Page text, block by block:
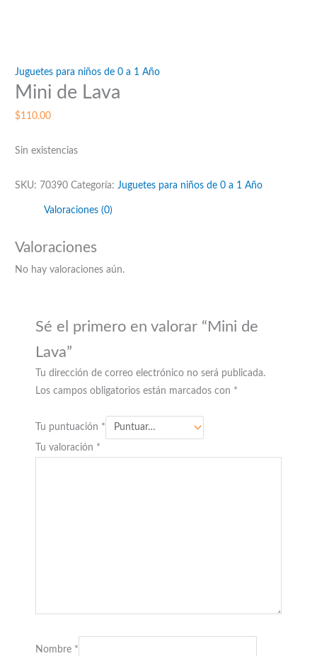
Juguetes para niños de 0 a 1 Año
Mini de Lava
$110.00
Sin existencias
SKU: 70390 Categoría:Juguetes para niños de 0 a 1 Año
Valoraciones (0)
Valoraciones
No hay valoraciones aún.
Sé el primero en valorar “Mini de
Lava”
Tu dirección de correo electrónico no será publicada.
Los campos obligatorios están marcados con *
Tu puntuación *
Tu valoración *
Nombre *